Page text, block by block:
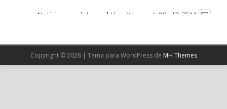
Noticia completa en: https://wp.me/p9SwIZ-75M
Cargar más
Copyright © 2026 | Tema para WordPress de MH Themes